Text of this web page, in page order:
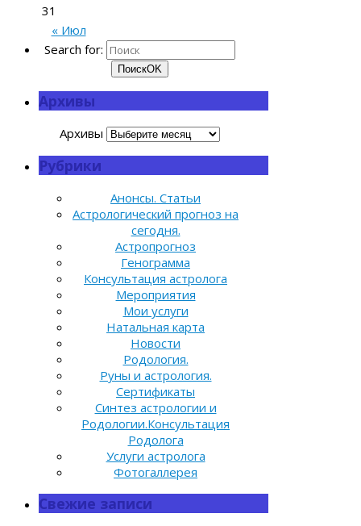
« Июл
31
Search for:
ПоискOK
Архивы
Архивы
Рубрики
Анонсы. Статьи
Астрологический прогноз на
сегодня.
Астропрогноз
Генограмма
Консультация астролога
Мероприятия
Мои услуги
Натальная карта
Новости
Родология.
Руны и астрология.
Сертификаты
Синтез астрологии и
Родологии.Консультация
Родолога
Услуги астролога
Фотогаллерея
Свежие записи